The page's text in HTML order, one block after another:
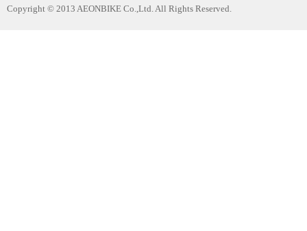
Copyright © 2013 AEONBIKE Co.,Ltd. All Rights Reserved.